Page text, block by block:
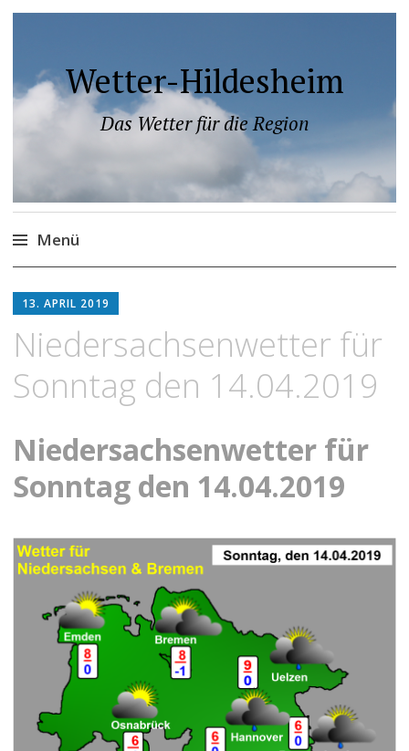
Wetter-Hildesheim
Das Wetter für die Region
Menü
Inhalt
13. APRIL 2019
Niedersachsenwetter für
Sonntag den 14.04.2019
Niedersachsenwetter für
Sonntag den 14.04.2019